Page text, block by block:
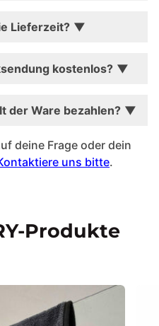
Lieferzeit?
kostenlos?
der Ware bezahlen?
deine Frage oder dein
uns bitte.
Produkte